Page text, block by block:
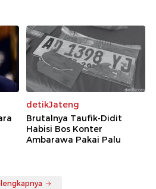
detikJateng
Brutalnya Taufik-Didit
Habisi Bos Konter
Ambarawa Pakai Palu